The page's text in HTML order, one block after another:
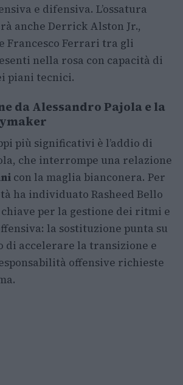
e difensiva. L’ossatura
anche Derrick Alston Jr.,
Francesco Ferrari tra gli
nella rosa con capacità di
piani tecnici.
da Alessandro Pajola e la
più significativi è l’addio di
che interrompe una relazione
con la maglia bianconera. Per
ha individuato Rasheed Bello
per la gestione dei ritmi e
la sostituzione punta su
di accelerare la transizione e
offensive richieste